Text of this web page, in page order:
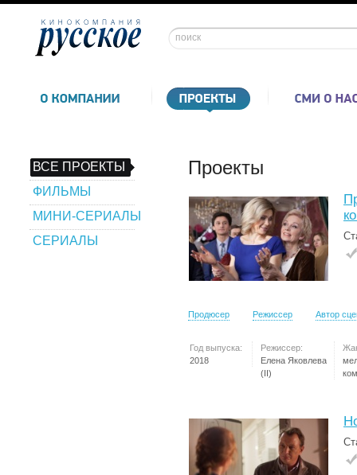
ВСЕ ПРОЕКТЫ
ФИЛЬМЫ
МИНИ-СЕРИАЛЫ
СЕРИАЛЫ
Проекты
Продюсер Режиссер Автор
Год выпуска:
2018
Режиссер:
Елена Яковлева
(II)